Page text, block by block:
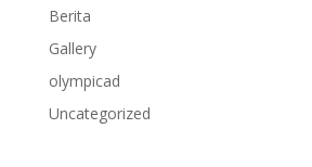
Berita
Gallery
olympicad
Uncategorized